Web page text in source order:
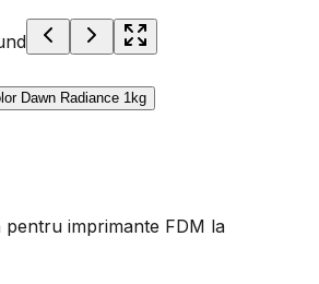
pentru imprimante FDM la